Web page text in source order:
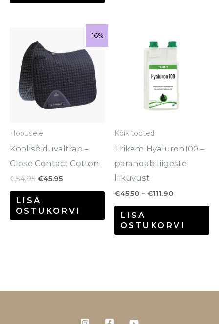
Sale!
-16%
-16%
Hobusele
Koolisõiduvaltrap –
Close Contact Cotton
€54.95
hind
oli:
€54.95.
€45.95
Praegune
on:
€45.95.
LISA
OSTUKORVI
Kõik tooted
Trikem Hyaluron100 –
parandab liigeste
liikuvust
€45.50 – €111.90
€45.50
kuni
€111.90
LISA
OSTUKORVI